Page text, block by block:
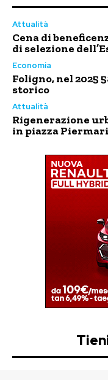
Attualità
Cena di
di selezione
Economia
Foligno, nel
storico
Attualità
Rigenerazione
in piazza